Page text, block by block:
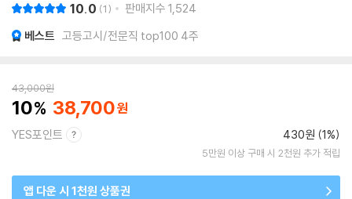
10.0 1 판매지수 1,524
베스트 고등고시/전문직 top100 4주
43,000원
10 38,700
YES포인트 430원 (1%)
5만원 이상 구매 시 2천원 추가 적립
앱 다운 시 1천원 상품권